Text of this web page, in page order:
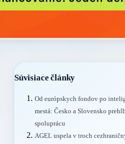
Súvisiace články
Od európskych fondov po
mestá: Česko a Slovensko
spoluprácu
AGEL uspela v troch